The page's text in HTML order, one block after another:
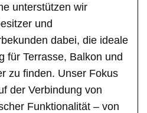
unterstützen wir
und
dabei, die ideale
für Terrasse, Balkon und
zu finden. Unser Fokus
der Verbindung von
Funktionalität – von